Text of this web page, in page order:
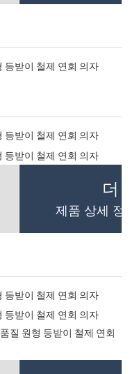
더
제품 상세 정